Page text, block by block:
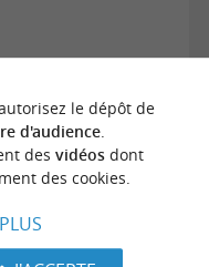
le dépôt de
d'audience.
des vidéosdont
des cookies.